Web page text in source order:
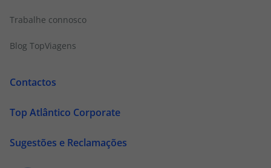
Trabalhe connosco
Blog TopViagens
Contactos
Top Atlântico Corporate
Sugestões e Reclamações